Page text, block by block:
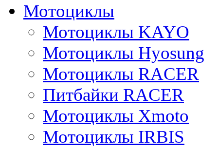
Мотоциклы
Мотоциклы KAYO
Мотоциклы Hyosung
Мотоциклы RACER
Питбайки RACER
Мотоциклы Xmoto
Мотоциклы IRBIS